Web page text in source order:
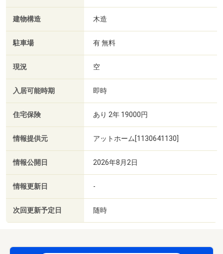
建物構造 木造
駐車場 有 無料
現況 空
入居可能時期 即時
住宅保険 あり 2年 19000円
情報提供元 アットホーム[1130641130]
情報公開日 2026年8月2日
情報更新日 -
次回更新予定日 随時